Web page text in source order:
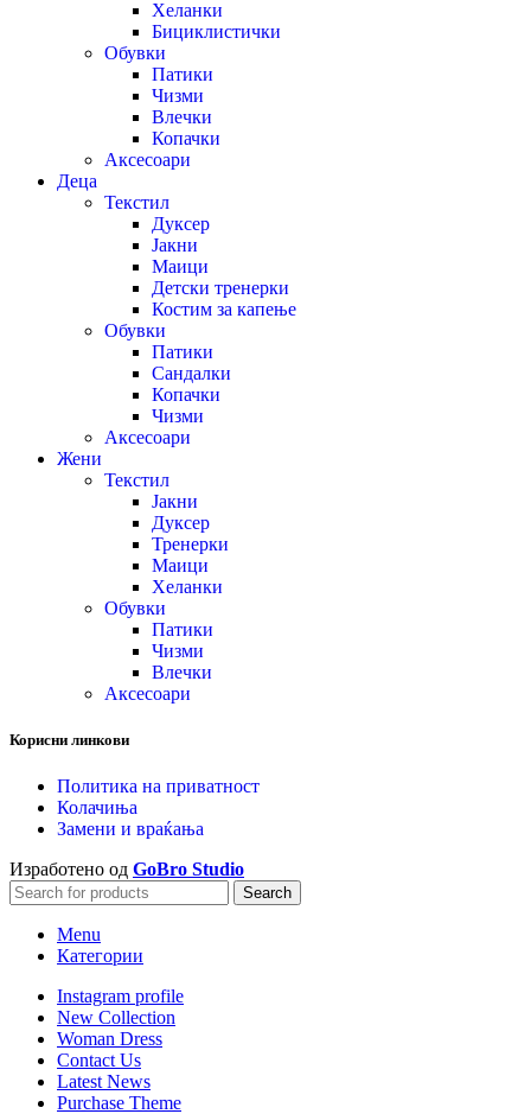
Хеланки
Бициклистички
Обувки
Патики
Чизми
Влечки
Копачки
Аксесоари
Деца
Текстил
Дуксер
Јакни
Маици
Детски тренерки
Костим за капење
Обувки
Патики
Сандалки
Копачки
Чизми
Аксесоари
Жени
Текстил
Јакни
Дуксер
Тренерки
Маици
Хеланки
Обувки
Патики
Чизми
Влечки
Аксесоари
Корисни линкови
Политика на приватност
Колачиња
Замени и враќања
Изработено од GoBro Studio
Search
Menu
Категории
Instagram profile
New Collection
Woman Dress
Contact Us
Latest News
Purchase Theme